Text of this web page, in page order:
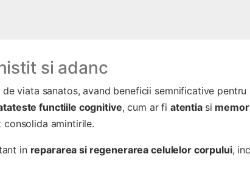
si adanc
viata sanatos, avand beneficii semnificative
functiile cognitive, cum ar fi atentia si
consolida amintirile.
in repararea si regenerarea celulelor corpului,